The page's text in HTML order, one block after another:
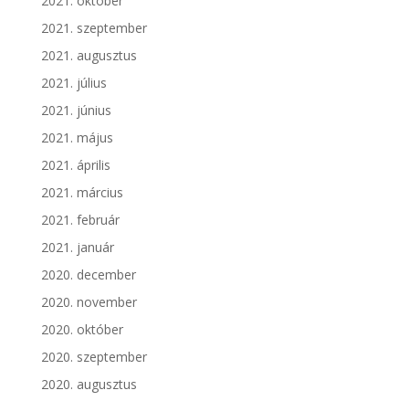
2021. szeptember
2021. augusztus
2021. július
2021. június
2021. május
2021. április
2021. március
2021. február
2021. január
2020. december
2020. november
2020. október
2020. szeptember
2020. augusztus